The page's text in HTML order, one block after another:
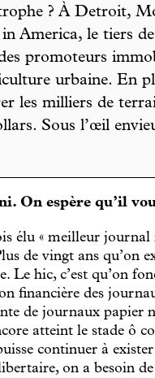
? À Detroit,
America, le tiers
promoteurs
urbaine. En
les milliers de
Sous l’œil
On espère qu’il
élu « meilleur
de vingt ans qu’on
Le hic, c’est qu’on
financière des
de journaux papier
atteint le stade ô
continuer à
on a besoin